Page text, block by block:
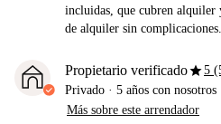
incluidas, que cubren alquiler
de alquiler sin complicaciones.
Propietario verificadostar5
Privado · 5 años con nosotros
Más sobre este arrendador